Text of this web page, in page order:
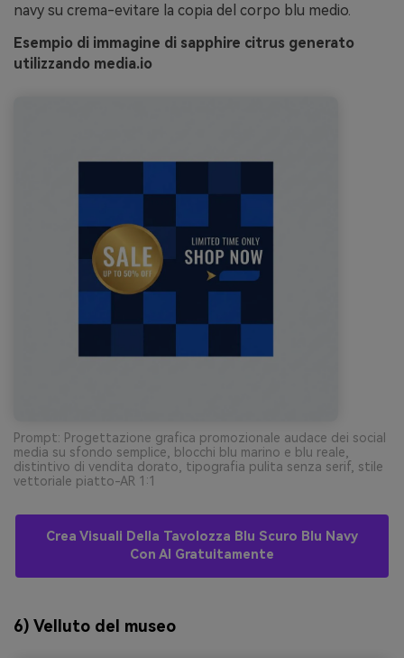
navy su crema-evitare la copia del corpo blu medio.
Esempio di immagine di sapphire citrus generato
utilizzando media.io
Prompt: Progettazione grafica promozionale audace dei social
media su sfondo semplice, blocchi blu marino e blu reale,
distintivo di vendita dorato, tipografia pulita senza serif, stile
vettoriale piatto-AR 1:1
Crea Visuali Della Tavolozza Blu Scuro Blu Navy
Con AI Gratuitamente
6) Velluto del museo